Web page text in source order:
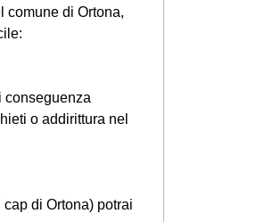
comune di Ortona,
conseguenza
o addirittura nel
di Ortona) potrai